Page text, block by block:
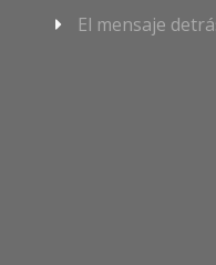
El mensaje